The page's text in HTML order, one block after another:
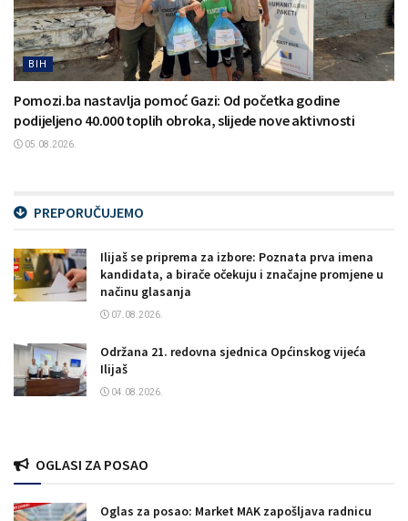
BIH
Pomozi.ba nastavlja pomoć Gazi: Od početka godine
podijeljeno 40.000 toplih obroka, slijede nove aktivnosti
05.08.2026.
PREPORUČUJEMO
Ilijaš se priprema za izbore: Poznata prva imena
kandidata, a birače očekuju i značajne promjene u
načinu glasanja
07.08.2026.
Održana 21. redovna sjednica Općinskog vijeća
Ilijaš
04.08.2026.
OGLASI ZA POSAO
Oglas za posao: Market MAK zapošljava radnicu